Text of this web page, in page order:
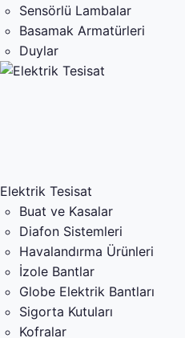
Sensörlü Lambalar
Basamak Armatürleri
Duylar
Elektrik Tesisat
Buat ve Kasalar
Diafon Sistemleri
Havalandırma Ürünleri
İzole Bantlar
Globe Elektrik Bantları
Sigorta Kutuları
Kofralar